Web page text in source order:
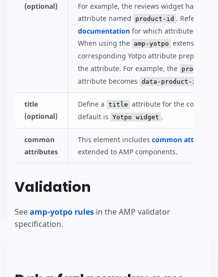
(optional)
For example, the reviews widget has an
attribute named
product-id . Refer to
documentation for which attributes to
When using the amp-yotpo extension,
corresponding Yotpo attribute prepend
the attribute. For example, the product-
attribute becomes data-product-id
title
(optional)
Define a title attribute for the
default is Yotpo widget .
common
attributes
This element includes common attributes
extended to AMP components.
Validation
Seeamp-yotpo rules in the AMP validator
specification.